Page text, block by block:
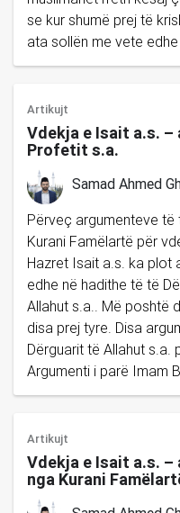
se kur shumë prej të
ata sollën me vete
Artikujt
Vdekja e Isait a.s.
Profetit s.a.
Samad Ahmed
Përveç argumenteve të
Kurani Famëlartë për
Hazret Isait a.s. ka plot
edhe në hadithe të të
Allahut s.a.. Më poshtë
disa prej tyre. Disa
Dërguarit të Allahut s.a.
Argumenti i parë Imam
Artikujt
Vdekja e Isait a.s.
nga Kurani